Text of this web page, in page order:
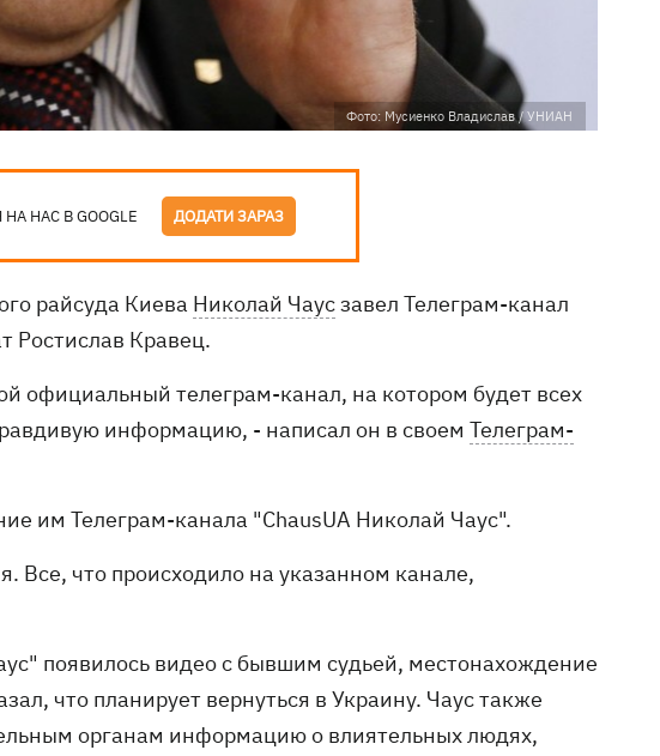
Фото: Мусиенко Владислав / УНИАН
НАС В GOOGLE ДОДАТИ ЗАРАЗ
райсуда Киева Николай Чаусзавел Телеграм-канал
Ростислав Кравец.
официальный телеграм-канал, на котором будет всех
информацию, - написал он в своем Телеграм-
им Телеграм-канала "ChausUA Николай Чаус".
Все, что происходило на указанном канале,
появилось видео с бывшим судьей, местонахождение
что планирует вернуться в Украину. Чаус также
органам информацию о влиятельных людях,